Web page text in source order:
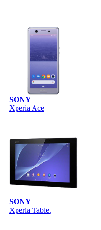
SONY
Xperia Ace
SONY
Xperia Tablet